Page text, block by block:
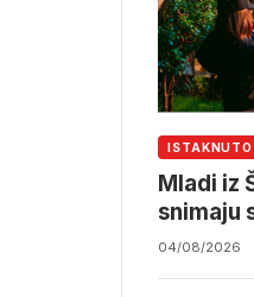
ISTAKNUTO
Mladi iz
snimaju
04/08/2026